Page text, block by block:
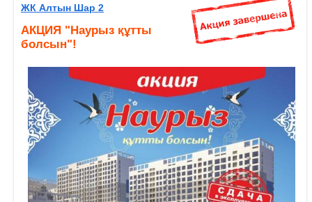
Новостройки
События
Агентства
Объявления
Кабинет
ЖК Алтын Шар 2
АКЦИЯ "Наурыз құтты
болсын"!